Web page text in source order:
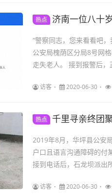
热点 济南一位八十
“警察同志，您来看看吧
公安局槐荫区分局8号网
走失老人。 接到报警后
访客 2020-06-30
热点 千里寻亲终团
2019年8月，华坪县公安
户口且语言沟通障碍的付
接到电话后，石龙坝派出
访客 2020-06-30